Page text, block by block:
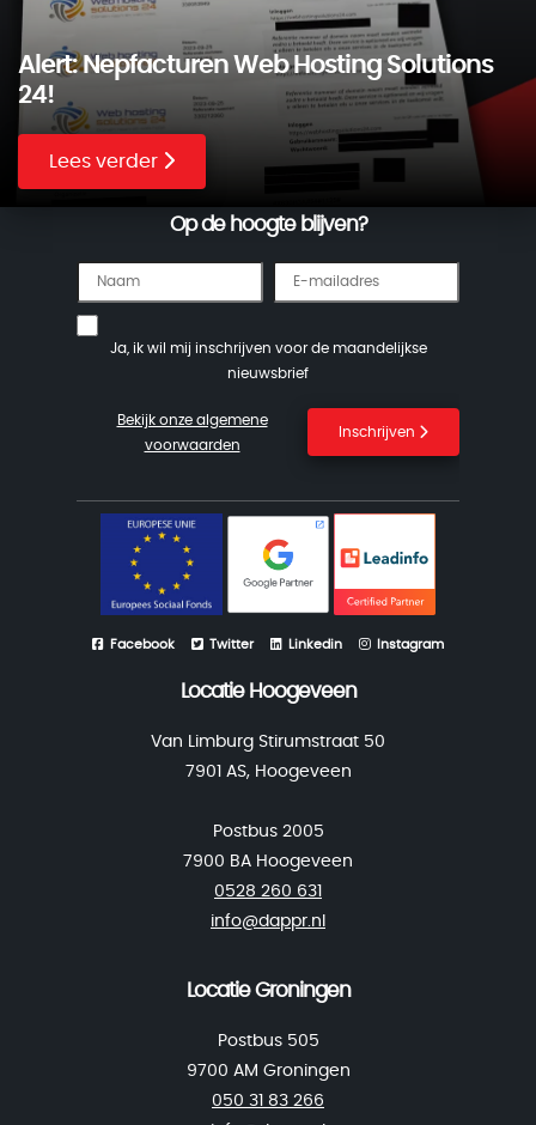
Alert: Nepfacturen Web Hosting Solutions
24!
Lees verder
Op de hoogte blijven?
Ja, ik wil mij inschrijven voor de maandelijkse
nieuwsbrief
Inschrijven
Bekijk onze algemene
voorwaarden
Facebook Twitter Linkedin Instagram
Locatie Hoogeveen
Van Limburg Stirumstraat 50
7901 AS, Hoogeveen
Postbus 2005
7900 BA Hoogeveen
0528 260 631
info@dappr.nl
Locatie Groningen
Postbus 505
9700 AM Groningen
050 31 83 266